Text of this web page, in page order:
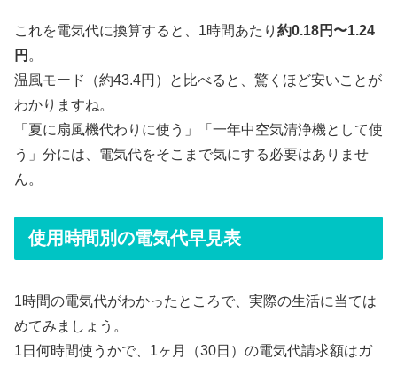
これを電気代に換算すると、1時間あたり 約0.18円〜1.24
円 。
温風モード（約43.4円）と比べると、驚くほど安いことが
わかりますね。
「夏に扇風機代わりに使う」「一年中空気清浄機として使
う」分には、電気代をそこまで気にする必要はありませ
ん。
使用時間別の電気代早見表
1時間の電気代がわかったところで、実際の生活に当ては
めてみましょう。
1日何時間使うかで、1ヶ月（30日）の電気代請求額はガ